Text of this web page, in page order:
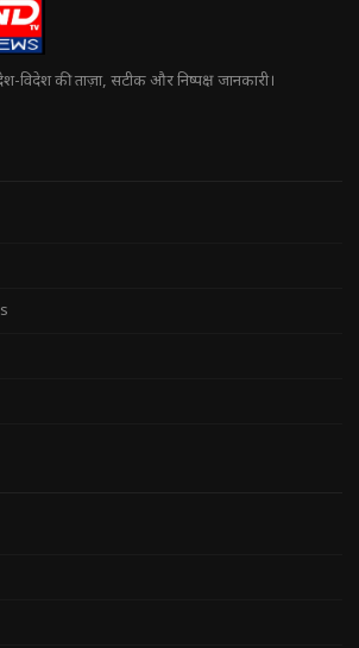
की ताज़ा, सटीक और निष्पक्ष जानकारी।